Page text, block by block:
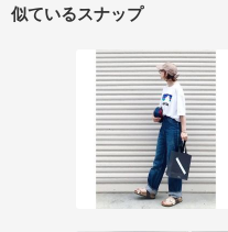
似ているスナップ